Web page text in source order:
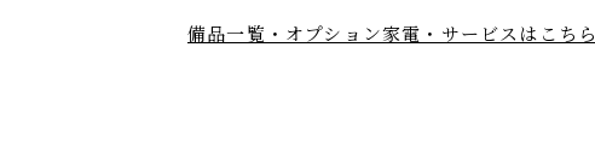
備品一覧・オプション家電・サービスはこちら